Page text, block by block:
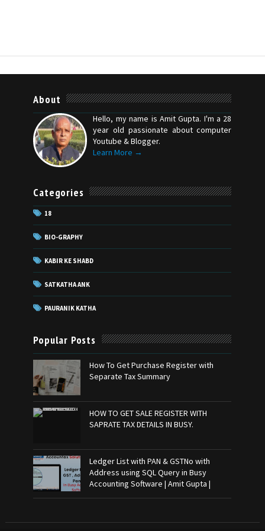
About
Hello, my name is Amit Gupta. I'm a 28
year old passionate about computer
Youtube & Blogger.
Learn More →
Categories
18
BIO-GRAPHY
KABIR KE SHABD
SATKATHA ANK
PAURANIK KATHA
Popular Posts
How To Get Purchase Register with
Separate Tax Summary
HOW TO GET SALE REGISTER WITH
SAPRATE TAX DETAILS IN BUSY.
Ledger List with PAN & GSTNo with
Address using SQL Query in Busy
Accounting Software | Amit Gupta |